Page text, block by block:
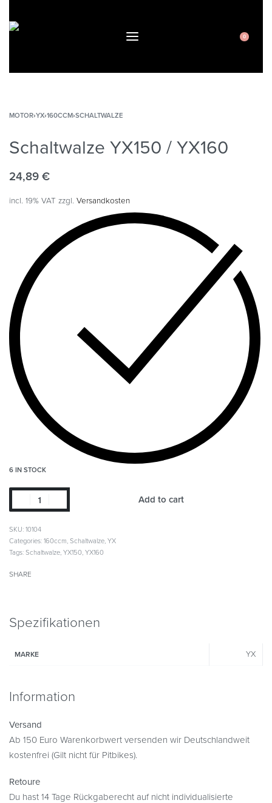
0
MOTOR›YX›160CCM›SCHALTWALZE
Schaltwalze YX150 / YX160
24,89 €
incl. 19% VAT zzgl. Versandkosten
6 IN STOCK
Add to cart
SKU: 10104
Categories: 160ccm, Schaltwalze, YX
Tags: Schaltwalze, YX150, YX160
SHARE
Spezifikationen
MARKE YX
Information
Versand
Ab 150 Euro Warenkorbwert versenden wir Deutschlandweit
kostenfrei (Gilt nicht für Pitbikes).
Retoure
Du hast 14 Tage Rückgaberecht auf nicht individualisierte